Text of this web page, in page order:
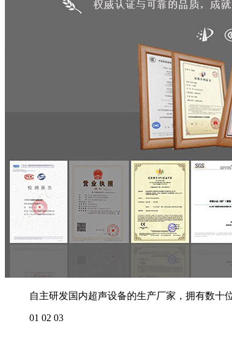
自主研发国内超声设备的生产厂家，拥有数十
01 02 03